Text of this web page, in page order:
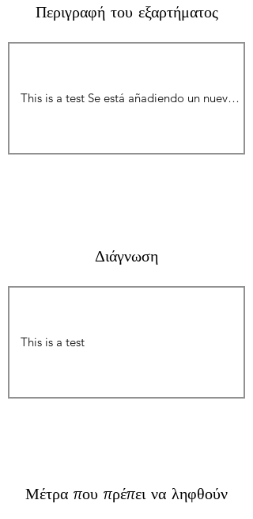
Περιγραφή του εξαρτήματος
Διάγνωση
Μέτρα που πρέπει να ληφθούν